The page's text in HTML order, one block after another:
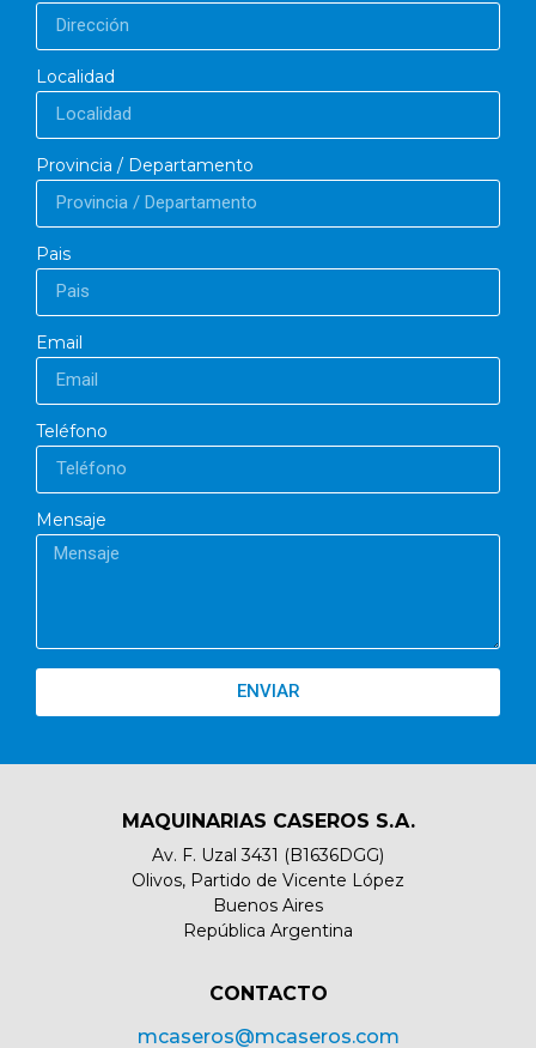
Localidad
Provincia / Departamento
Pais
Email
Teléfono
Mensaje
ENVIAR
MAQUINARIAS CASEROS S.A.
Av. F. Uzal 3431 (B1636DGG)
Olivos, Partido de Vicente López
Buenos Aires
República Argentina
CONTACTO​
mcaseros@mcaseros.com